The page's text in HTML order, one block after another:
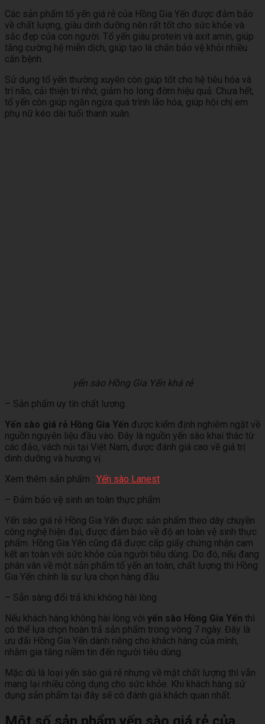
Các sản phẩm tổ yến giá rẻ của Hồng Gia Yến được đảm bảo
về chất lượng, giàu dinh dưỡng nên rất tốt cho sức khỏe và
sắc đẹp của con người. Tổ yến giàu protein và axit amin, giúp
tăng cường hệ miễn dịch, giúp tạo lá chắn bảo vệ khỏi nhiều
căn bệnh.
Sử dụng tổ yến thường xuyên còn giúp tốt cho hệ tiêu hóa và
trí não, cải thiện trí nhớ, giảm ho long đờm hiệu quả. Chưa hết,
tổ yến còn giúp ngăn ngừa quá trình lão hóa, giúp hội chị em
phụ nữ kéo dài tuổi thanh xuân.
yến sào Hồng Gia Yến khá rẻ
– Sản phẩm uy tín chất lượng
Yến sào giá rẻ Hồng Gia Yến được kiểm định nghiêm ngặt về
nguồn nguyên liệu đầu vào. Đây là nguồn yến sào khai thác từ
các đảo, vách núi tại Việt Nam, được đánh giá cao về giá trị
dinh dưỡng và hương vị.
Xem thêm sản phẩm : Yến sào Lanest
– Đảm bảo vệ sinh an toàn thực phẩm
Yến sào giá rẻ Hồng Gia Yến được sản phẩm theo dây chuyền
công nghệ hiện đại, được đảm bảo về độ an toàn vệ sinh thực
phẩm. Hồng Gia Yến cũng đã được cấp giấy chứng nhận cam
kết an toàn với sức khỏe của người tiêu dùng. Do đó, nếu đang
phân vân về một sản phẩm tổ yến an toàn, chất lượng thì Hồng
Gia Yến chính là sự lựa chọn hàng đầu.
– Sẵn sàng đổi trả khi không hài lòng
Nếu khách hàng không hài lòng với yến sào Hồng Gia Yến thì
có thể lựa chọn hoàn trả sản phẩm trong vòng 7 ngày. Đây là
ưu đãi Hồng Gia Yến dành riêng cho khách hàng của mình,
nhằm gia tăng niềm tin đến người tiêu dùng.
Mặc dù là loại yến sào giá rẻ nhưng về mặt chất lượng thì vẫn
mang lại nhiều công dụng cho sức khỏe. Khi khách hàng sử
dụng sản phẩm tại đây sẽ có đánh giá khách quan nhất.